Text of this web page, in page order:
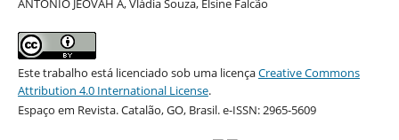
ANTÔNIO JEOVAH A, Vládia Souza, Elsine Falcão
Este trabalho está licenciado sob uma licençaCreative Commons
Attribution 4.0 International License.
Espaço em Revista. Catalão, GO, Brasil. e-ISSN: 2965-5609